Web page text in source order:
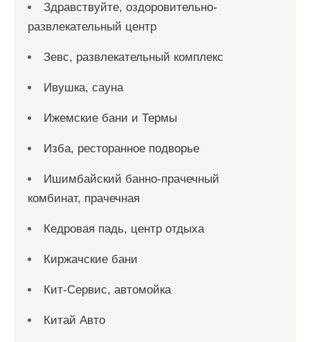
Здравствуйте, оздоровительно-
развлекательный центр
Зевс, развлекательный комплекс
Ивушка, сауна
Ижемские бани и Термы
Изба, ресторанное подворье
Ишимбайский банно-прачечный
комбинат, прачечная
Кедровая падь, центр отдыха
Киржачские бани
Кит-Сервис, автомойка
Китай Авто